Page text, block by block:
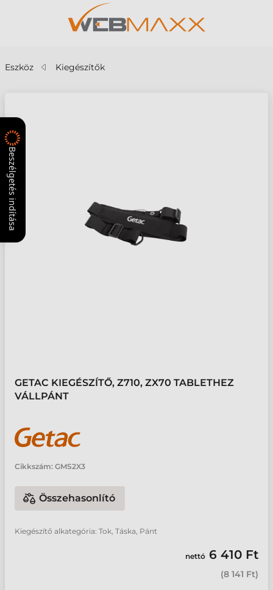
Eszköz Kiegészítők
GETAC KIEGÉSZÍTŐ, Z710, ZX70 TABLETHEZ
VÁLLPÁNT
Cikkszám: GMS2X3
Összehasonlító
Kiegészítő alkategória: Tok, Táska, Pánt
nettó 6 410 Ft
(8 141 Ft)
Beszélgetés indítása